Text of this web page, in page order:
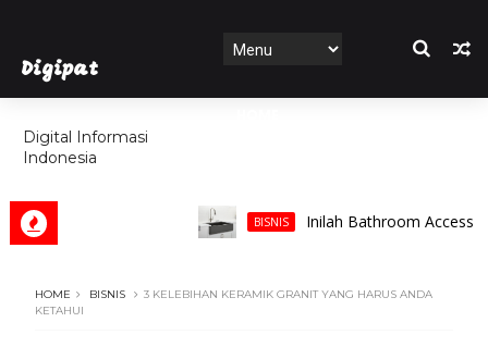
Digipat
Digital Informasi
Indonesia
FEATURES
BISNIS Inilah Bathroom Accessories
HOME BISNIS
3 KELEBIHAN KERAMIK GRANIT YANG HARUS ANDA
KETAHUI